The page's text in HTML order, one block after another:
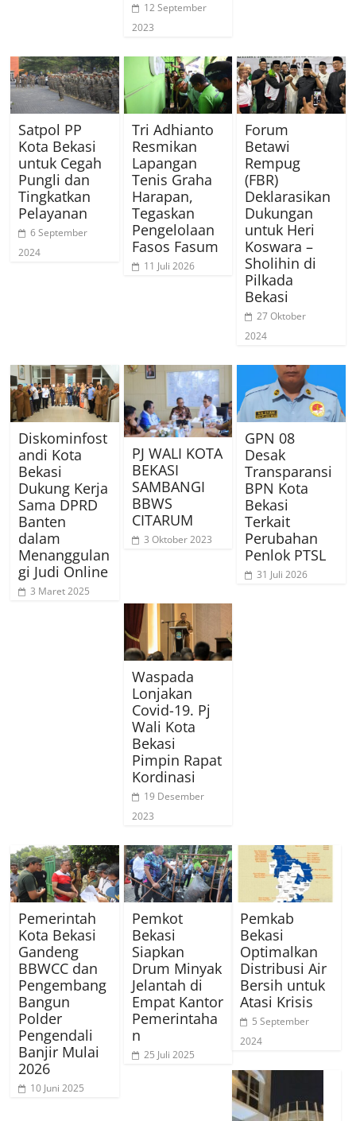
12 September
2023
Satpol PP
Kota Bekasi
untuk Cegah
Pungli dan
Tingkatkan
Pelayanan
6 September
2024
Tri Adhianto
Resmikan
Lapangan
Tenis Graha
Harapan,
Tegaskan
Pengelolaan
Fasos Fasum
11 Juli 2026
Forum
Betawi
Rempug
(FBR)
Deklarasikan
Dukungan
untuk Heri
Koswara –
Sholihin di
Pilkada
Bekasi
27 Oktober
2024
Diskominfost
andi Kota
Bekasi
Dukung Kerja
Sama DPRD
Banten
dalam
Menanggulan
gi Judi Online
3 Maret 2025
PJ WALI KOTA
BEKASI
SAMBANGI
BBWS
CITARUM
3 Oktober 2023
GPN 08
Desak
Transparansi
BPN Kota
Bekasi
Terkait
Perubahan
Penlok PTSL
31 Juli 2026
Waspada
Lonjakan
Covid-19. Pj
Wali Kota
Bekasi
Pimpin Rapat
Kordinasi
19 Desember
2023
Pemerintah
Kota Bekasi
Gandeng
BBWCC dan
Pengembang
Bangun
Polder
Pengendali
Banjir Mulai
2026
10 Juni 2025
Pemkot
Bekasi
Siapkan
Drum Minyak
Jelantah di
Empat Kantor
Pemerintaha
n
25 Juli 2025
Pemkab
Bekasi
Optimalkan
Distribusi Air
Bersih untuk
Atasi Krisis
5 September
2024